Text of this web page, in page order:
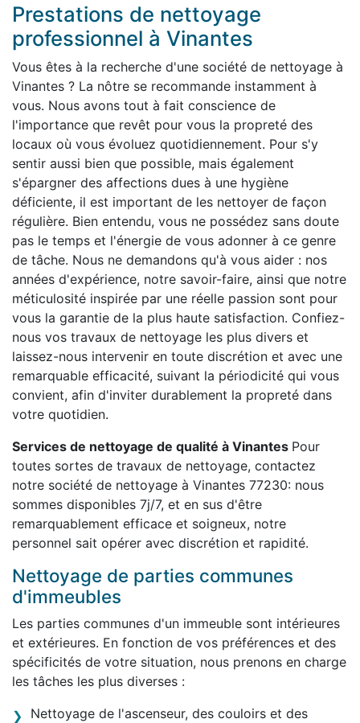
Prestations de nettoyage
professionnel à Vinantes
Vous êtes à la recherche d'une société de nettoyage à
Vinantes ? La nôtre se recommande instamment à
vous. Nous avons tout à fait conscience de
l'importance que revêt pour vous la propreté des
locaux où vous évoluez quotidiennement. Pour s'y
sentir aussi bien que possible, mais également
s'épargner des affections dues à une hygiène
déficiente, il est important de les nettoyer de façon
régulière. Bien entendu, vous ne possédez sans doute
pas le temps et l'énergie de vous adonner à ce genre
de tâche. Nous ne demandons qu'à vous aider : nos
années d'expérience, notre savoir-faire, ainsi que notre
méticulosité inspirée par une réelle passion sont pour
vous la garantie de la plus haute satisfaction. Confiez-
nous vos travaux de nettoyage les plus divers et
laissez-nous intervenir en toute discrétion et avec une
remarquable efficacité, suivant la périodicité qui vous
convient, afin d'inviter durablement la propreté dans
votre quotidien.
Services de nettoyage de qualité à Vinantes Pour
toutes sortes de travaux de nettoyage, contactez
notre société de nettoyage à Vinantes 77230: nous
sommes disponibles 7j/7, et en sus d'être
remarquablement efficace et soigneux, notre
personnel sait opérer avec discrétion et rapidité.
Nettoyage de parties communes
d'immeubles
Les parties communes d'un immeuble sont intérieures
et extérieures. En fonction de vos préférences et des
spécificités de votre situation, nous prenons en charge
les tâches les plus diverses :
Nettoyage de l'ascenseur, des couloirs et des